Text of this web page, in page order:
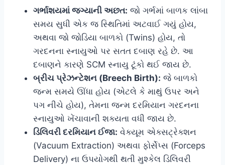
ગર્ભાશયમાં જગ્યાની અછત: જો ગર્ભમાં બાળક લાંબા
સમય સુધી એક જ સ્થિતિમાં અટવાઈ ગયું હોય,
અથવા જો જોડિયા બાળકો (Twins) હોય, તો
ગરદનના સ્નાયુઓ પર સતત દબાણ રહે છે. આ
દબાણને કારણે SCM સ્નાયુ ટૂંકો થઈ જાય છે.
બ્રીચ પ્રેઝન્ટેશન (Breech Birth): જે બાળકો
જન્મ સમયે ઊંધા હોય (એટલે કે માથું ઉપર અને
પગ નીચે હોય), તેમના જન્મ દરમિયાન ગરદનના
સ્નાયુઓ ખેંચાવાની શક્યતા વધી જાય છે.
ડિલિવરી દરમિયાન ઈજા: વેક્યૂમ એક્સટ્રેક્શન
(Vacuum Extraction) અથવા ફોર્સેપ્સ (Forceps
Delivery) ના ઉપયોગથી થતી મુશ્કેલ ડિલિવરી